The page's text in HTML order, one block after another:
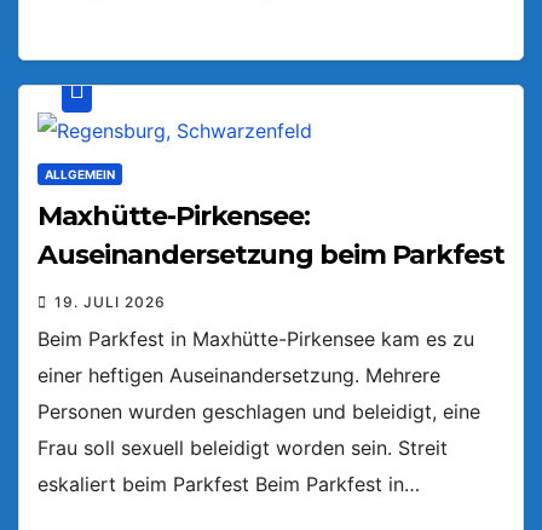
ALLGEMEIN
Maxhütte-Pirkensee:
Auseinandersetzung beim Parkfest
19. JULI 2026
Beim Parkfest in Maxhütte-Pirkensee kam es zu
einer heftigen Auseinandersetzung. Mehrere
Personen wurden geschlagen und beleidigt, eine
Frau soll sexuell beleidigt worden sein. Streit
eskaliert beim Parkfest Beim Parkfest in…